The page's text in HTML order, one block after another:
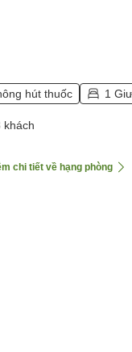
hút thuốc 1
khách
chi tiết về hạng phòng